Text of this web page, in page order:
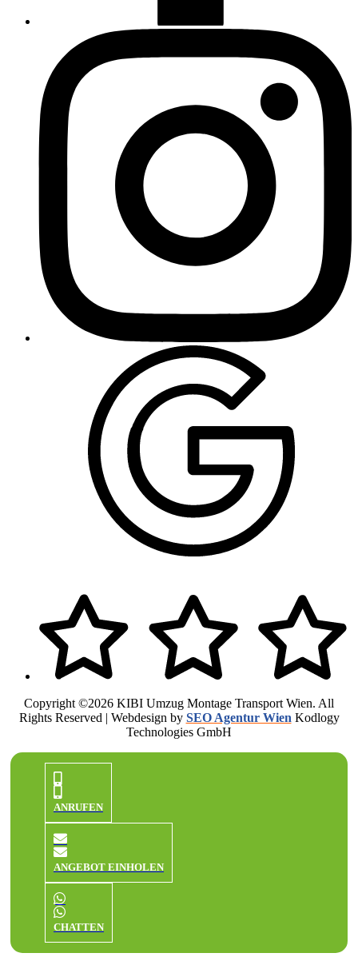
Copyright ©2026 KIBI Umzug Montage Transport Wien. All
Rights Reserved | Webdesign by SEO Agentur Wien Kodlogy
Technologies GmbH
ANRUFEN
ANGEBOT EINHOLEN
CHATTEN